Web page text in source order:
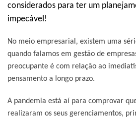
considerados para ter um
impecável!
No meio empresarial, existem uma
quando falamos em gestão de
preocupante é com relação ao
pensamento a longo prazo.
A pandemia está aí para comprovar
realizaram os seus gerenciamentos,